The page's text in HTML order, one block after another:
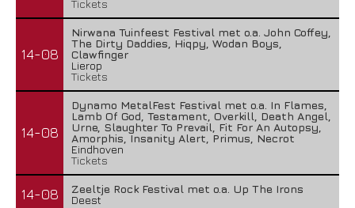
Tickets
14-08
Nirwana Tuinfeest Festival met o.a. John Coffey,
The Dirty Daddies, Hiqpy, Wodan Boys,
Clawfinger
Lierop
Tickets
14-08
Dynamo MetalFest Festival met o.a. In Flames,
Lamb Of God, Testament, Overkill, Death Angel,
Urne, Slaughter To Prevail, Fit For An Autopsy,
Amorphis, Insanity Alert, Primus, Necrot
Eindhoven
Tickets
14-08
Zeeltje Rock Festival met o.a. Up The Irons
Deest